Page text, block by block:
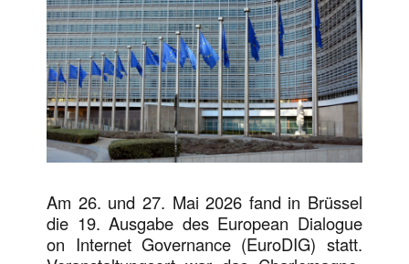
Am 26. und 27. Mai 2026 fand in Brüssel
die 19. Ausgabe des European Dialogue
on Internet Governance (EuroDIG) statt.